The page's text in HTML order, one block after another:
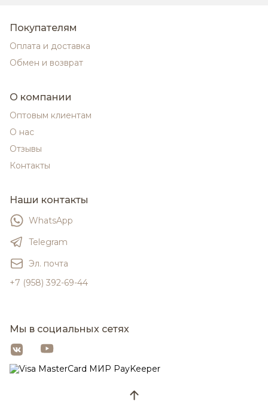
Покупателям
Оплата и доставка
Обмен и возврат
О компании
Оптовым клиентам
О нас
Отзывы
Контакты
Наши контакты
WhatsApp
Telegram
Эл. почта
+7 (958) 392-69-44
Мы в социальных сетях